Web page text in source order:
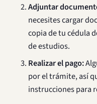
Adjuntar
necesites cargar
copia de tu cédula
de estudios.
Realizar el pago:
por el trámite, así
instrucciones para